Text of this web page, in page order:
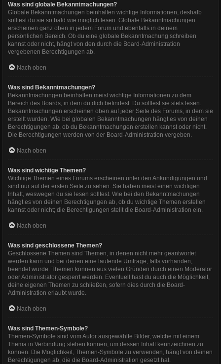
Was sind globale Bekanntmachungen?
Globale Bekanntmachungen beinhalten wichtige Informationen, deshalb
solltest du sie so bald wie möglich lesen. Globale Bekanntmachungen
erscheinen ganz oben in jedem Forum und ebenfalls in deinem
persönlichen Bereich. Ob du eine globale Bekanntmachung schreiben
kannst oder nicht, hängt von den durch die Board-Administration
vergebenen Berechtigungen ab.
Nach oben
Was sind Bekanntmachungen?
Bekanntmachungen beinhalten meist wichtige Informationen zu dem
Bereich des Boards, in dem du dich befindest. Du solltest sie stets lesen.
Bekanntmachungen erscheinen oben auf jeder Seite des Forums, in dem sie
erstellt wurden. Wie bei globalen Bekanntmachungen hängt es von deinen
Berechtigungen ab, ob du Bekanntmachungen erstellen kannst oder nicht.
Die Berechtigungen werden von der Board-Administration vergeben.
Nach oben
Was sind wichtige Themen?
Wichtige Themen eines Forums erscheinen unter den Ankündigungen und
sind nur auf der ersten Seite zu sehen. Sie haben meist einen wichtigen
Inhalt, weswegen du sie lesen solltest. Wie bei den Bekanntmachungen
hängt es von deinen Berechtigungen ab, ob du wichtige Themen erstellen
kannst oder nicht; die Berechtigungen stellt die Board-Administration ein.
Nach oben
Was sind geschlossene Themen?
Geschlossene Themen sind Themen, in denen nicht mehr geantwortet
werden kann und bei denen eine laufende Umfrage, falls vorhanden,
beendet wurde. Themen können aus vielen Gründen durch einen Moderator
oder Administrator gesperrt werden. Eventuell hast du auch die Möglichkeit,
deine eigenen Themen zu schließen, sofern dies durch die Board-
Administration erlaubt wurde.
Nach oben
Was sind Themen-Symbole?
Themen-Symbole sind vom Autor ausgewählte Bilder, welche mit einem
Thema in Verbindung stehen können, um dessen Inhalt kennzeichnen zu
können. Die Möglichkeit, Themen-Symbole zu verwenden, hängt von deinen
Berechtigungen ab, die die Board-Administration gesetzt hat.